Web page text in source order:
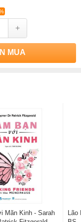
+
MUA
Mãn Kinh - Sarah
Lão